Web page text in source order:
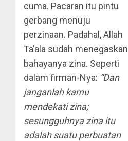
cuma. Pacaran itu pintu
gerbang menuju
perzinaan. Padahal, Allah
Ta’ala sudah menegaskan
bahayanya zina. Seperti
dalam firman-Nya: “Dan
janganlah kamu
mendekati zina;
sesungguhnya zina itu
adalah suatu perbuatan